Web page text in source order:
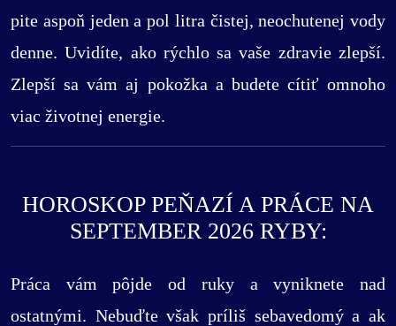
pite aspoň jeden a pol litra čistej, neochutenej vody
denne. Uvidíte, ako rýchlo sa vaše zdravie zlepší.
Zlepší sa vám aj pokožka a budete cítiť omnoho
viac životnej energie.
HOROSKOP PEŇAZÍ A PRÁCE NA
SEPTEMBER 2026 RYBY:
Práca vám pôjde od ruky a vyniknete nad
ostatnými. Nebuďte však príliš sebavedomý a ak